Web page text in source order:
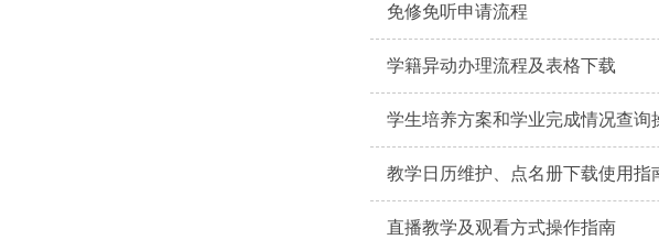
免修免听申请流程
学籍异动办理流程及表格下载
学生培养方案和学业完成情况查询
教学日历维护、点名册下载使用指
直播教学及观看方式操作指南